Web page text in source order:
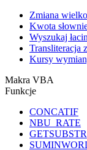
Zmiana
Kwota
Wyszukaj
Transliteracja
Kursy
Makra VBA
Funkcje
CONCATIF
NBU_RATE
GETSUBSTR